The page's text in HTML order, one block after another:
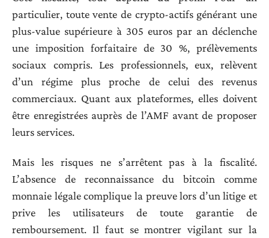
particulier, toute vente de crypto-actifs générant une
plus-value supérieure à 305 euros par an déclenche
une imposition forfaitaire de 30 %, prélèvements
sociaux compris. Les professionnels, eux, relèvent
d’un régime plus proche de celui des revenus
commerciaux. Quant aux plateformes, elles doivent
être enregistrées auprès de l’AMF avant de proposer
leurs services.
Mais les risques ne s’arrêtent pas à la fiscalité.
L’absence de reconnaissance du bitcoin comme
monnaie légale complique la preuve lors d’un litige et
prive les utilisateurs de toute garantie de
remboursement. Il faut se montrer vigilant sur la